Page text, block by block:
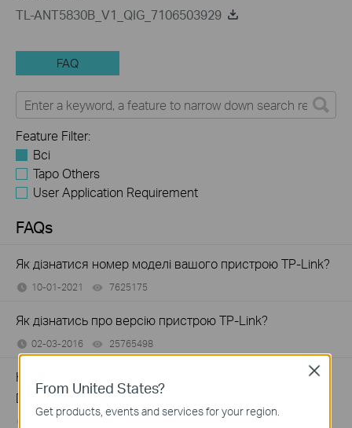
TL-ANT5830B_V1_QIG_7106503929
FAQ
Feature Filter:
Всі
Tapo Others
User Application Requirement
FAQs
Як дізнатися номер моделі вашого пристрою TP-Link?
10-01-2021 7625175
Як дізнатись про версію пристрою TP-Link?
02-03-2016 25765498
How to Find the Serial Number (S/N) on Your TP-Link
Device
03-19-2013
From United States?
Get products, events and services for your region.
Close